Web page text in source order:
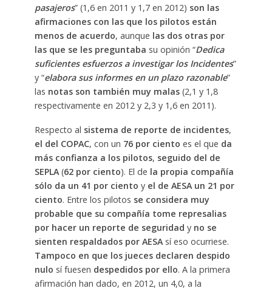
pasajeros” (1,6 en 2011 y 1,7 en 2012) son las
afirmaciones con las que los pilotos están
menos de acuerdo, aunque las dos otras por
las que se les preguntaba su opinión “Dedica
suficientes esfuerzos a investigar los Incidentes”
y “elabora sus informes en un plazo razonable”
las notas son también muy malas(2,1 y 1,8
respectivamente en 2012 y 2,3 y 1,6 en 2011).
Respecto al sistema de reporte de incidentes,
el del COPAC, con un 76 por ciento es el que da
más confianza a los pilotos, seguido del de
SEPLA(62 por ciento). El de la propia compañía
sólo da un 41 por ciento y el de AESA un 21 por
ciento. Entre los pilotos se considera muy
probable que su compañía tome represalias
por hacer un reporte de seguridad y no se
sienten respaldados por AESAsí eso ocurriese.
Tampoco en que los jueces declaren despido
nulo sí fuesen despedidos por ello. A la primera
afirmación han dado, en 2012, un 4,0, a la